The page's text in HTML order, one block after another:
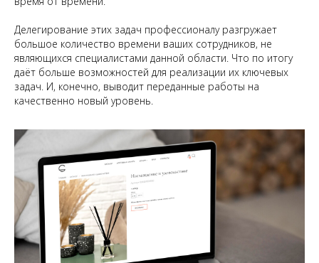
Делегирование этих задач профессионалу разгружает
большое количество времени ваших сотрудников, не
являющихся специалистами данной области. Что по итогу
даёт больше возможностей для реализации их ключевых
задач. И, конечно, выводит переданные работы на
качественно новый уровень.